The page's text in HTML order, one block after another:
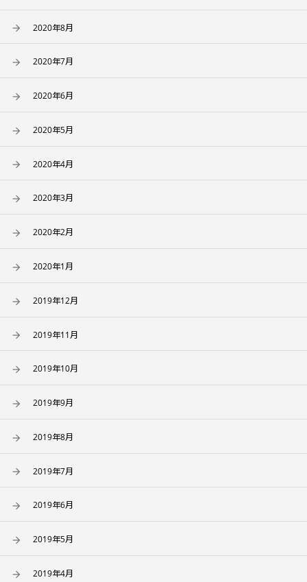
2020年8月
2020年7月
2020年6月
2020年5月
2020年4月
2020年3月
2020年2月
2020年1月
2019年12月
2019年11月
2019年10月
2019年9月
2019年8月
2019年7月
2019年6月
2019年5月
2019年4月